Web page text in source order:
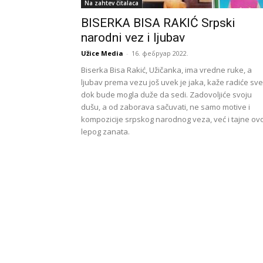
Na zahtev čitalaca
BISERKA BISA RAKIĆ Srpski
narodni vez i ljubav
Užice Media - 16. фебруар 2022.
Biserka Bisa Rakić, Užičanka, ima vredne ruke, a
ljubav prema vezu još uvek je jaka, kaže radiće sve
dok bude mogla duže da sedi. Zadovoljiće svoju
dušu, a od zaborava sačuvati, ne samo motive i
kompozicije srpskog narodnog veza, već i tajne
lepog zanata.